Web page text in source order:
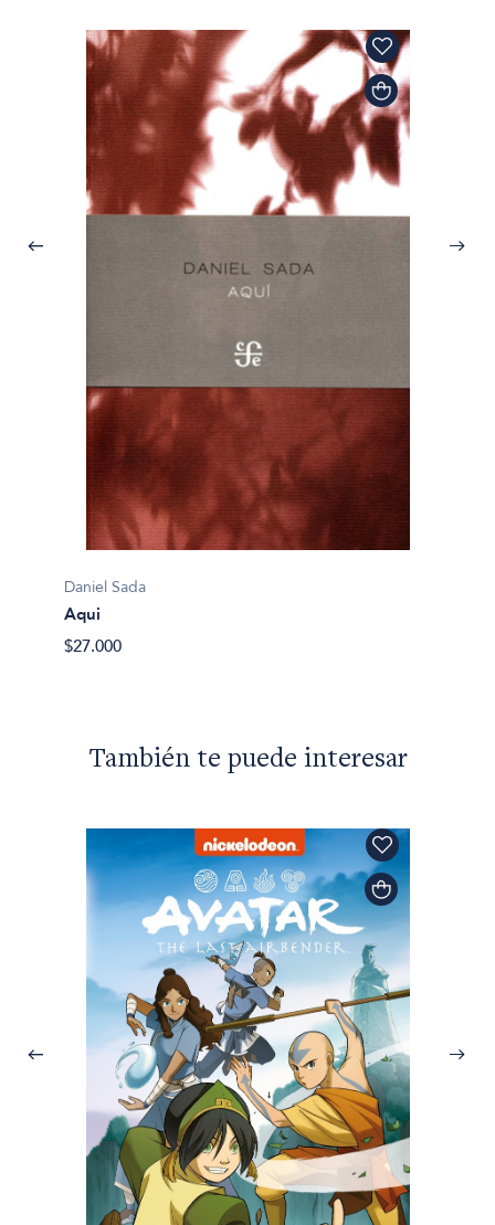
Daniel Sada
Aqui
$27.000
También te puede interesar